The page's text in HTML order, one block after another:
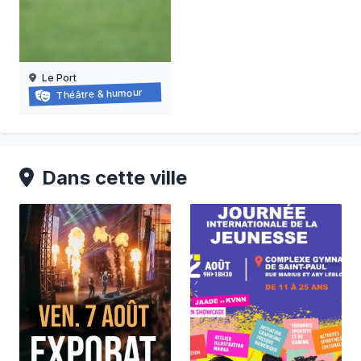
Coup franc
05/09/2026
Le Port
Théâtre & humour
Dans cette ville